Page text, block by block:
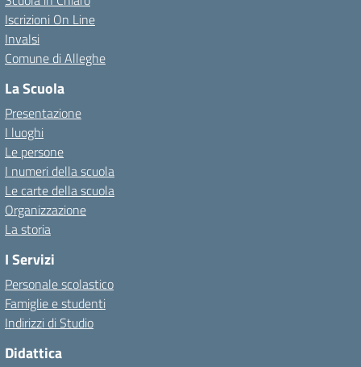
Iscrizioni On Line
Invalsi
Comune di Alleghe
La Scuola
Presentazione
I luoghi
Le persone
I numeri della scuola
Le carte della scuola
Organizzazione
La storia
I Servizi
Personale scolastico
Famiglie e studenti
Indirizzi di Studio
Didattica